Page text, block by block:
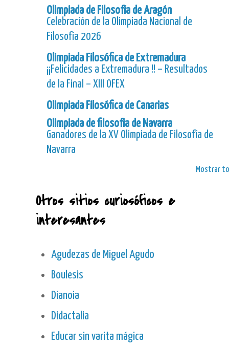
Olimpiada de Filosofía de Aragón
Celebración de la Olimpiada Nacional de
Filosofía 2026
Olimpiada Filosófica de Extremadura
¡¡Felicidades a Extremadura !! – Resultados
de la Final – XIII OFEX
Olimpiada Filosófica de Canarias
Olimpiada de filosofía de Navarra
Ganadores de la XV Olimpiada de Filosofía de
Navarra
Mostrar
Otros sitios curiosóficos e
interesantes
Agudezas de Miguel Agudo
Boulesis
Dianoia
Didactalia
Educar sin varita mágica